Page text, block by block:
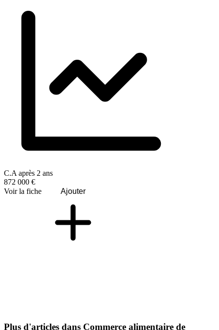
C.A après 2 ans
872 000 €
Voir la fiche
Ajouter
Plus d'articles dans Commerce alimentaire de